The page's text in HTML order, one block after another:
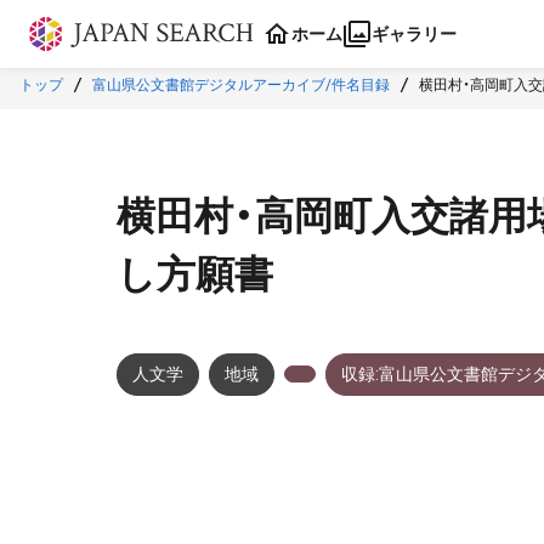
本文に飛ぶ
ホーム ギャラリー
トップ 富山県公文書館デジタルアーカイブ/件名目録 横田村・高岡町入
横田村・高岡町入交諸
し方願書
人文学 地域 収録:富山県公文書館デジ